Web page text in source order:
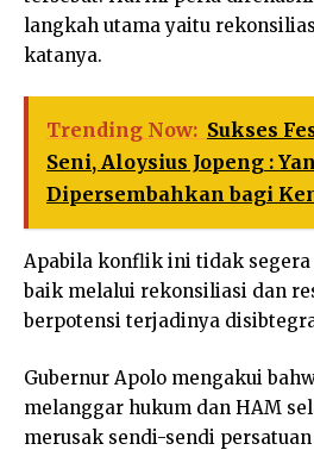
langkah utama yaitu
katanya.
Trending Now: Sukses
Seni, Aloysius Jopeng :
Dipersembahkan bagi
Apabila konflik ini tidak
baik melalui rekonsiliasi dan
berpotensi terjadinya
Gubernur Apolo mengakui
melanggar hukum dan HAM
merusak sendi-sendi